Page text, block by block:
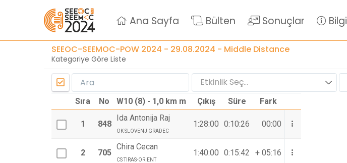
Ana Sayfa Bülten Sonuçlar Bilgi
SEEOC-SEEMOC-POW 2024 - 29.08.2024 - Middle Distance
Kategoriye Göre Liste
Etkinlik Seç...
Sıra No W10 (8) - 1,0 km m Çıkış Süre Fark
1 848
Ida Antonija Raj
OK SLOVENJ GRADEC
1:28:00 0:10:26 00:00
2 705
Chira Cecan
CS TIRAS-ORIENT
1:40:00 0:15:42 + 05:16